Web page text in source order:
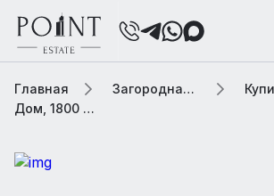
Главная Загородная элитная недвижимость
Дом, 1800 м² В коттеджном поселке «Усадьбы Усово»